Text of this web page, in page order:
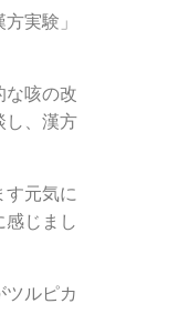
実験」
な咳の改
し、漢方
す元気に
感じまし
ルピカ